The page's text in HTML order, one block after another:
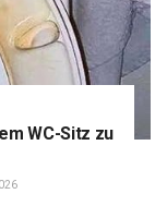
WC-Sitz zu